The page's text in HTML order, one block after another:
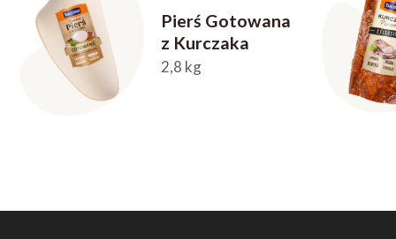
Pierś Gotowana
z Kurczaka
2,8 kg